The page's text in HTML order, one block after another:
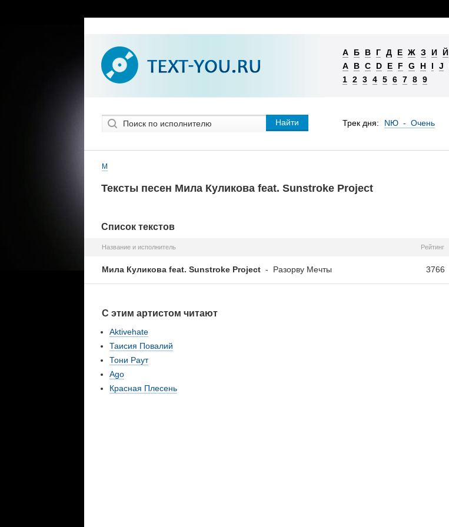
А Б В Г Д Е Ж З И Й
A
B C D E F G H I J
1 2 3 4 5 6 7 8 9
Трек дня: NЮ - Очень
М
Тексты песен Мила Куликова feat. Sunstroke Project
Список текстов
Название и исполнитель Рейтинг
Мила Куликова feat. Sunstroke Project - Разорву Мечты 3766
С этим артистом читают
Aktivehate
Таисия Повалий
Тони Раут
Ago
Красная Плесень